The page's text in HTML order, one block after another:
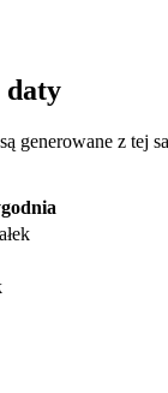
daty
generowane z tej